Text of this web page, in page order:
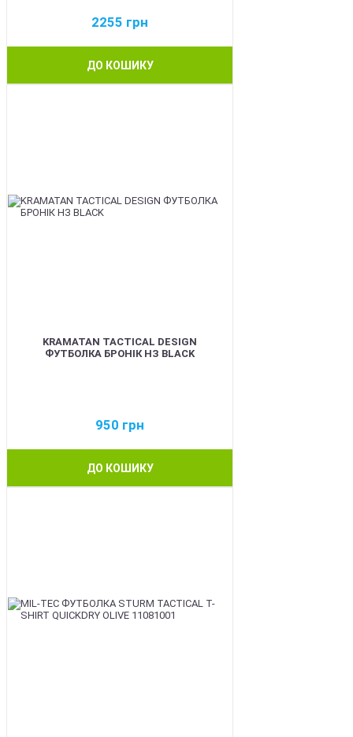
2255 грн
ДО КОШИКУ
KRAMATAN TACTICAL DESIGN
ФУТБОЛКА БРОНІК НЗ BLACK
950 грн
ДО КОШИКУ